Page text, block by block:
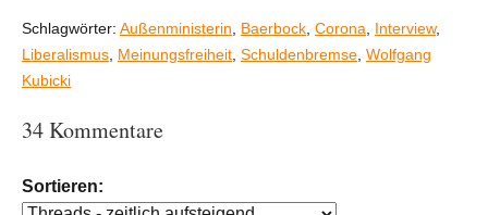
Schlagwörter: Außenministerin Baerbock Corona Interview,
Liberalismus Meinungsfreiheit Schuldenbremse Wolfgang
Kubicki
34 Kommentare
Sortieren: